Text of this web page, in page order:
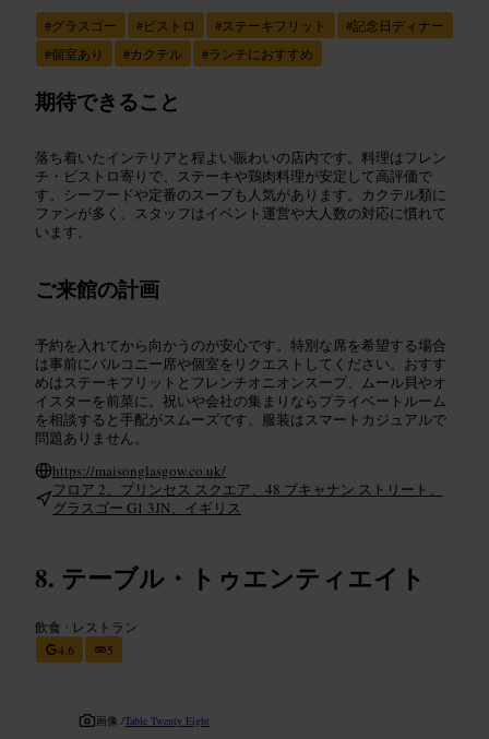
#グラスゴー #ビストロ #ステーキフリット #記念日ディナー
#個室あり #カクテル #ランチにおすすめ
期待できること
落ち着いたインテリアと程よい賑わいの店内です。料理はフレン
チ・ビストロ寄りで、ステーキや鶏肉料理が安定して高評価で
す。シーフードや定番のスープも人気があります。カクテル類に
ファンが多く、スタッフはイベント運営や大人数の対応に慣れて
います。
ご来館の計画
予約を入れてから向かうのが安心です。特別な席を希望する場合
は事前にバルコニー席や個室をリクエストしてください。おすす
めはステーキフリットとフレンチオニオンスープ、ムール貝やオ
イスターを前菜に。祝いや会社の集まりならプライベートルーム
を相談すると手配がスムーズです。服装はスマートカジュアルで
問題ありません。
https://maisonglasgow.co.uk/
フロア 2、プリンセス スクエア、48 ブキャナン ストリート、
グラスゴー G1 3JN、イギリス
テーブル・トゥエンティエイト
飲食 • レストラン
4.6
5
画像 /Table Twenty Eight